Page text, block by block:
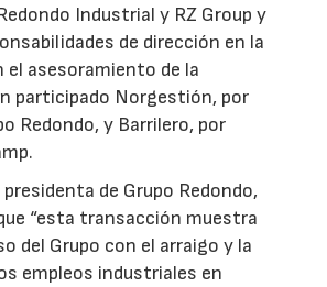
Industrial y RZ Group y
de dirección en la
el asesoramiento de la
participado Norgestión, por
Redondo, y Barrilero, por
presidenta de Grupo Redondo,
“esta transacción muestra
del Grupo con el arraigo y la
empleos industriales en